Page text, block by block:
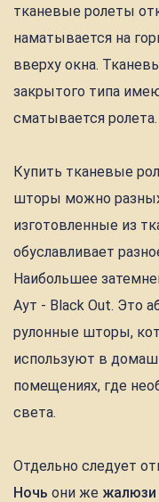
тканевые ролеты
наматывается на
вверху окна.
закрытого типа
сматывается ролета.
Купить тканевые
шторы можно
изготовленные из
обуславливает
Наибольшее
Аут - Black Out. Это
рулонные шторы,
используют в
помещениях, где
света.
Отдельно следует
Ночь они же жалюзи